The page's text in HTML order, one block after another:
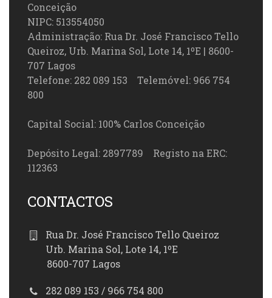
Conceição
NIPC: 513554050
Administração: Rua Dr. José Francisco Tello
Queiroz, Urb. Marina Sol, Lote 14, 1ºE | 8600-
707 Lagos
Telefone: 282 089 153 Telemóvel: 966 754
800
Capital Social: 100% Carlos Conceição
Depósito Legal: 2897789 Registo na ERC:
112363
CONTACTOS
Rua Dr. José Francisco Tello Queiroz
Urb. Marina Sol, Lote 14, 1ºE
8600-707 Lagos
282 089 153 / 966 754 800